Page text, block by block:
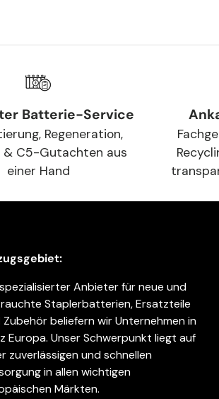
Batterie-Service
Regeneration,
& C5-Gutachten aus
einer Hand
Anbieter für neue und
Staplerbatterien, Ersatzteile
Zubehör beliefern wir Unternehmen in
Europa. Unser Schwerpunkt liegt auf
zuverlässigen und schnellen
in allen wichtigen
Märkten.